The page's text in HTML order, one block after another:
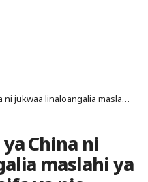
maslahi ya Wachina na Mataifa ya nje
China ni
maslahi ya